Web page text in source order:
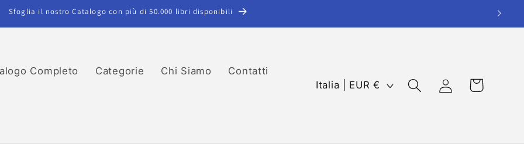
Sfoglia il nostro Catalogo con più di 50.000 libri disponibili
Completo Categorie Chi Siamo Contatti
Italia | EUR € Accedi Carrello